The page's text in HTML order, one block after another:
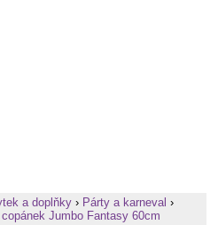
a doplňky › Párty a karneval ›
Jumbo Fantasy 60cm